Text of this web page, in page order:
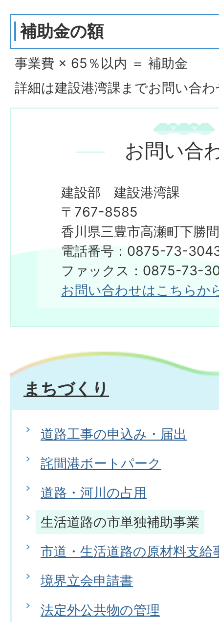
補助金の額
事業費 × 65％以内 ＝ 補助金
詳細は建設港湾課までお問い合
お問い合
建設部 建設港湾課
〒767-8585
香川県三豊市高瀬町下勝
電話番号：0875-73-
ファックス：0875-73-
お問い合わせはこちらか
まちづくり
道路工事の申込み・届出
詫間港ボートパーク
道路・河川の占用
生活道路の市単独補助事業
市道・生活道路の原材料支給
境界立会申請書
法定外公共物の管理